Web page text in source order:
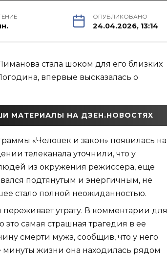
ОПУБЛИКОВАНО
24.04.2026, 13:14
стала шоком для его близких
впервые высказалась о
МАТЕРИАЛЫ НА ДЗЕН.НОВОСТЯХ
«Человек и закон» появилась на
телеканала уточнили, что у
из окружения режиссера, еще
подтянутым и энергичным, не
стало полной неожиданностью.
утрату. В комментарии для
самая страшная трагедия в ее
смерти мужа, сообщив, что у него
минуты жизни она находилась рядом